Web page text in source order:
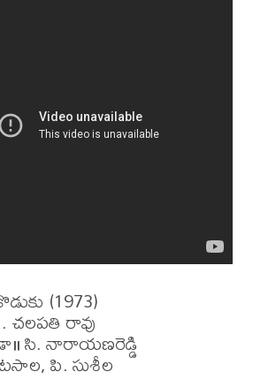
(1973)
చలపతి రావు
సి. నారాయణరెడ్డి
పి. సుశీల